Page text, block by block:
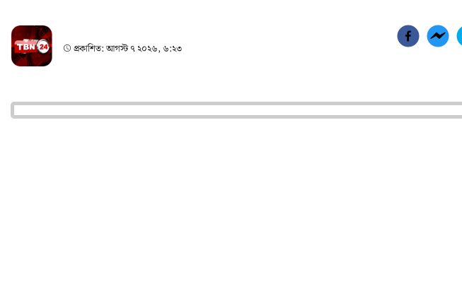
প্রকাশিত:আগস্ট ৭ ২০২৬, ৬:২৩